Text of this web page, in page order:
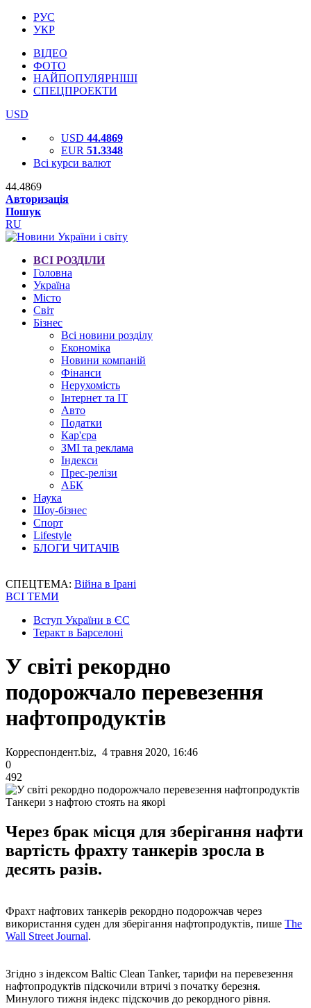
РУС
УКР
ВІДЕО
ФОТО
НАЙПОПУЛЯРНІШІ
СПЕЦПРОЕКТИ
USD
USD 44.4869
EUR 51.3348
Всі курси валют
44.4869
Авторизація
Пошук
RU
ВСІ РОЗДІЛИ
Головна
Україна
Місто
Світ
Бізнес
Всі новини розділу
Економіка
Новини компаній
Фінанси
Нерухомість
Інтернет та IT
Авто
Податки
Кар'єра
ЗМІ та реклама
Індекси
Прес-релізи
АБК
Наука
Шоу-бізнес
Спорт
Lifestyle
БЛОГИ ЧИТАЧІВ
СПЕЦТЕМА: Війна в Ірані
ВСІ ТЕМИ
Вступ України в ЄС
Теракт в Барселоні
У світі рекордно
подорожчало перевезення
нафтопродуктів
Корреспондент.biz, 4 травня 2020, 16:46
0
492
Танкери з нафтою стоять на якорі
Через брак місця для зберігання нафти
вартість фрахту танкерів зросла в
десять разів.
Фрахт нафтових танкерів рекордно подорожчав через
використання суден для зберігання нафтопродуктів, пише The
Wall Street Journal.
Згідно з індексом Baltic Clean Tanker, тарифи на перевезення
нафтопродуктів підскочили втричі з початку березня.
Минулого тижня індекс підскочив до рекордного рівня.